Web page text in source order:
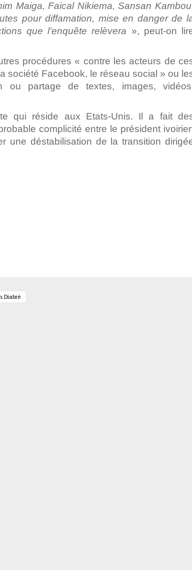
Maiga, Faical Nikiema, Sansan
pour diffamation, mise en danger de
que l’enquête relèvera », peut-on
procédures « contre les acteurs de
société Facebook, le réseau social » ou
ou partage de textes, images,
qui réside aux Etats-Unis. Il a fait
complicité entre le président
une déstabilisation de la transition
Diabré